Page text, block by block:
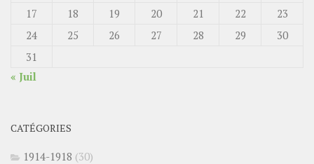
17
18 19 20 21 22
23
24
25 26 27 28 29
30
31
« Juil
CATÉGORIES
1914-1918 (30)